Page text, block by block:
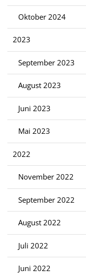
Oktober 2024
2023
September 2023
August 2023
Juni 2023
Mai 2023
2022
November 2022
September 2022
August 2022
Juli 2022
Juni 2022